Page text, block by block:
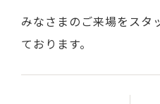
みなさまのご来場をスタ
ております。